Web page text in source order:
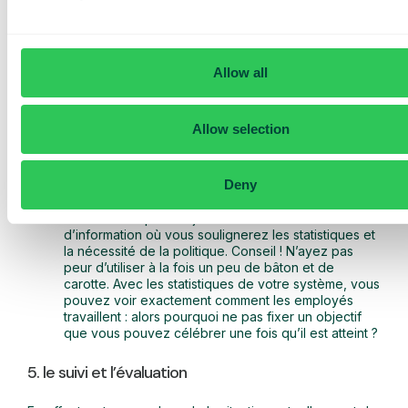
Allow all
Allow selection
Deny
départ, il deviendra une partie naturelle de la vie
tous les nouveaux employés qui reçoivent un
téléphone reçoivent également la politique en
comprennent) avant de commencer à travailler !
d’information où vous soulignerez les statistiques et
la nécessité de la politique. Conseil ! N’ayez pas
peur d’utiliser à la fois un peu de bâton et de
carotte. Avec les statistiques de votre système, vous
pouvez voir exactement comment les employés
travaillent : alors pourquoi ne pas fixer un objectif
que vous pouvez célébrer une fois qu’il est atteint ?
5. le suivi et l’évaluation